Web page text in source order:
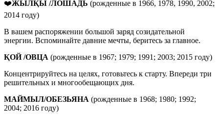
❤️ЖЫЛҚЫ /ЛОШАДЬ (рожденные в 1966, 1978, 1990, 2002;
2014 году)
В вашем распоряжении большой заряд созидательной
энергии. Вспоминайте давние мечты, беритесь за главное.
ҚОЙ /ОВЦА (рожденные в 1967; 1979; 1991; 2003; 2015 году)
Концентрируйтесь на целях, готовьтесь к старту. Впереди три
решительных и многообещающих дня.
МАЙМЫЛ/ОБЕЗЬЯНА (рожденные в 1968; 1980; 1992;
2004; 2016 году)